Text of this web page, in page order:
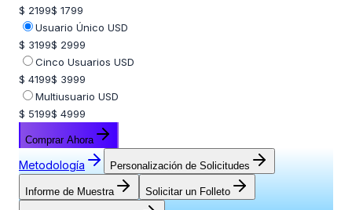
$ 2199$ 1799
Usuario Único USD
$ 3199$ 2999
Cinco Usuarios USD
$ 4199$ 3999
Multiusuario USD
$ 5199$ 4999
Comprar Ahora
Metodología Personalización de Solicitudes
Informe de Muestra Solicitar un Folleto